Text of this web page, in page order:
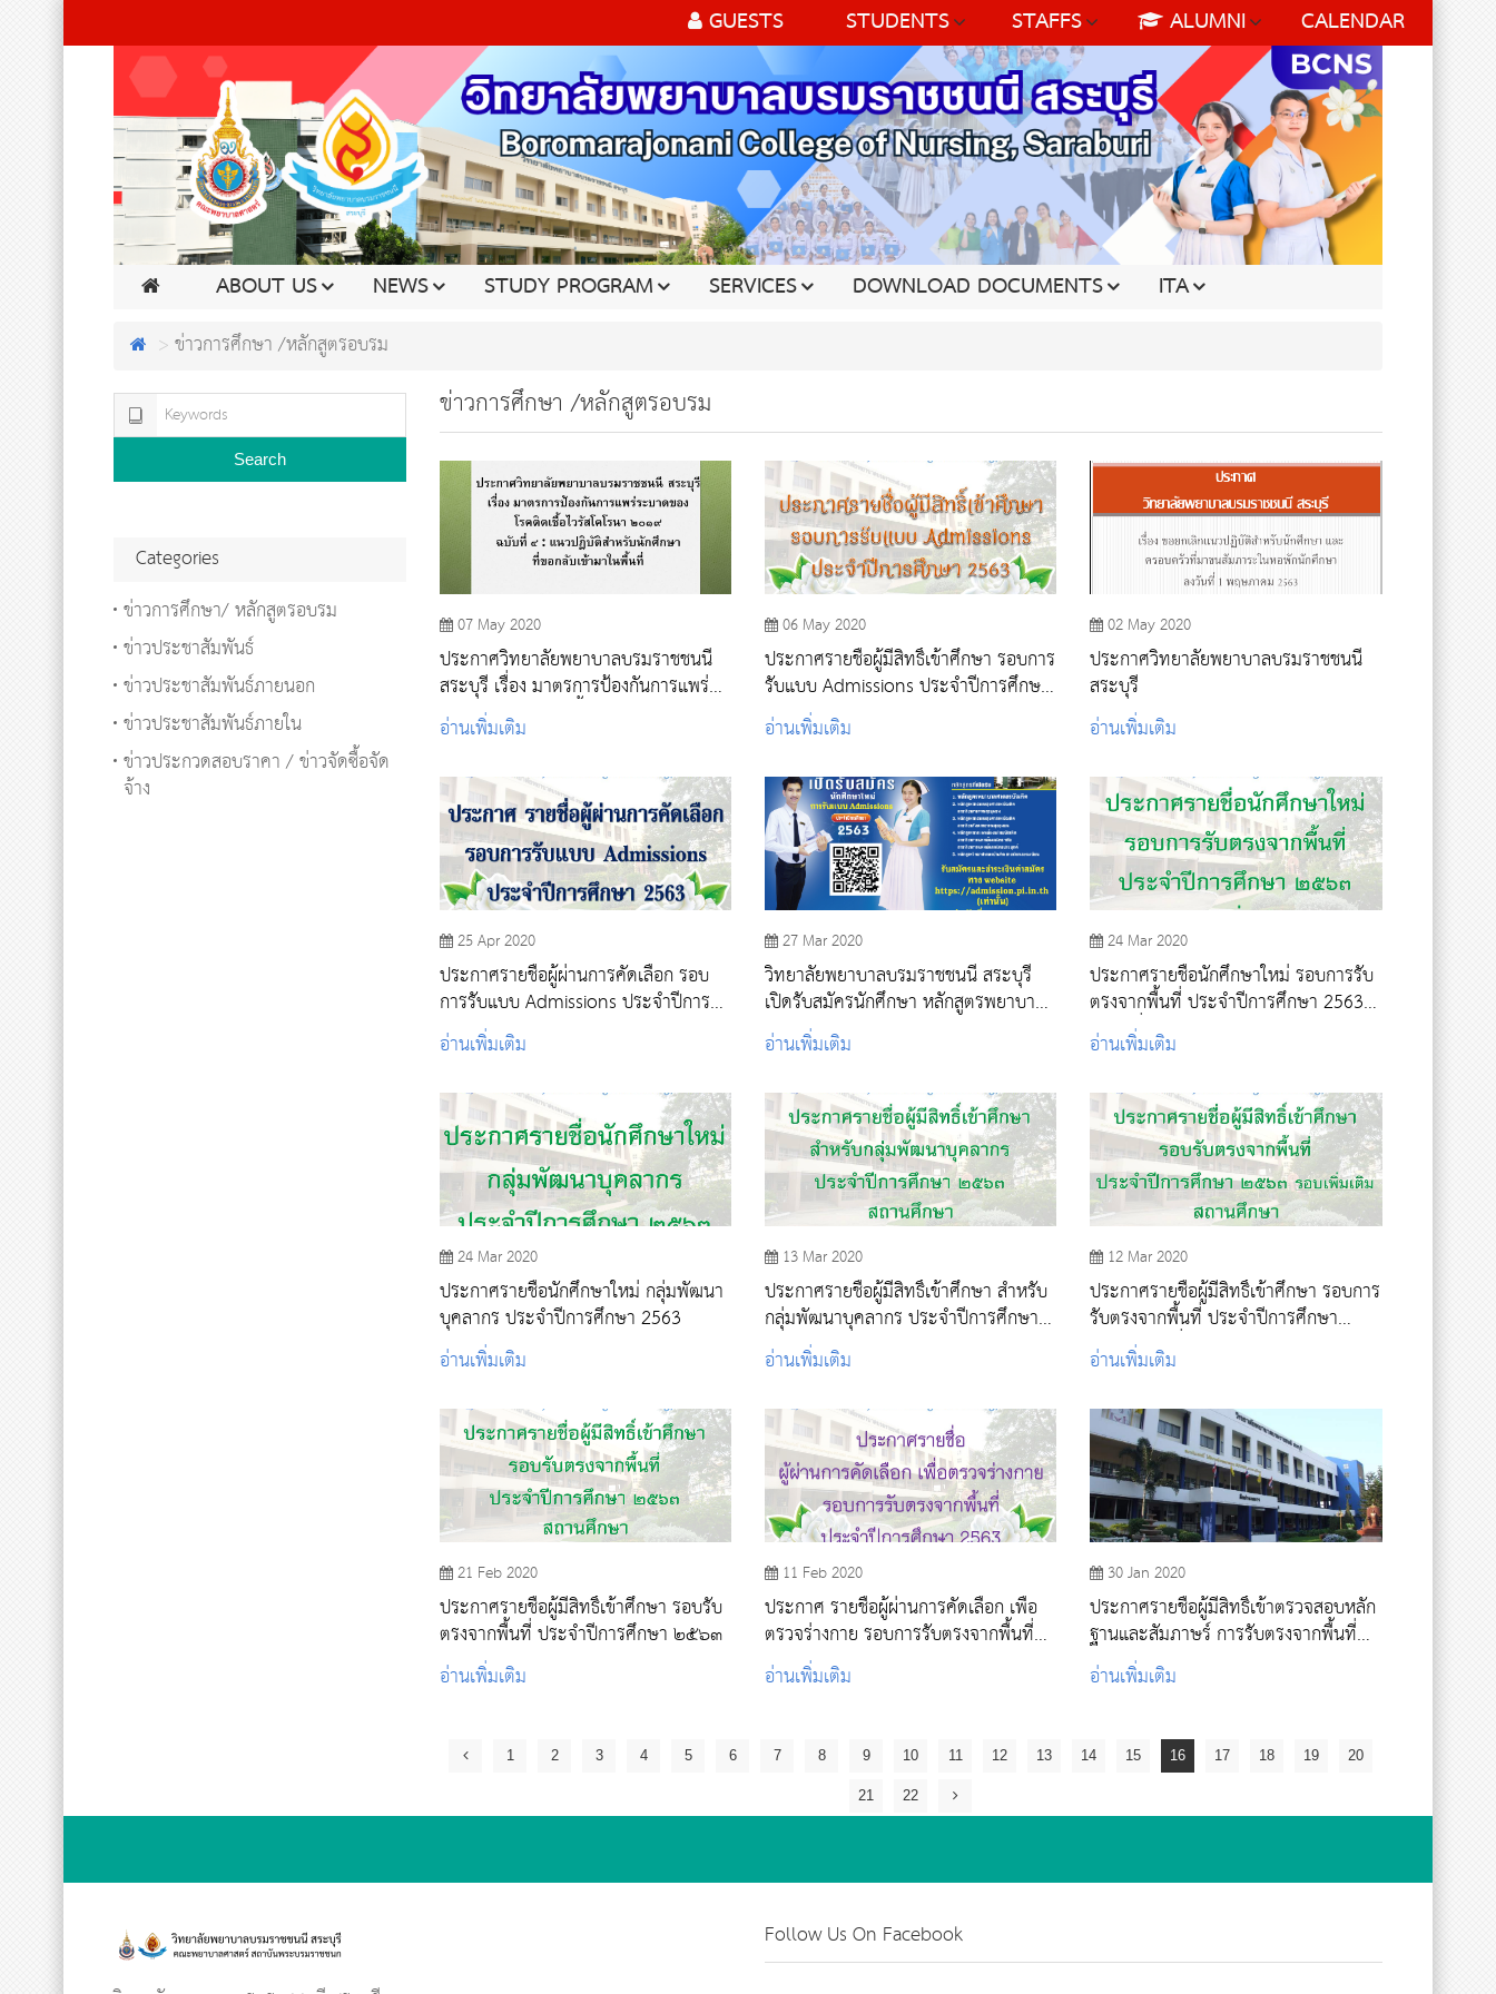
GUESTS STUDENTS STAFFS ALUMNI CALENDAR
ABOUT US NEWS STUDY PROGRAM SERVICES DOWNLOAD DOCUMENTS ITA
ข่าวการศึกษา /หลักสูตรอบรม
ข่าวการศึกษา /หลักสูตรอบรม
07 May 2020
ประกาศวิทยาลัยพยาบาลบรมราชชนนี
สระบุรี เรื่อง มาตรการป้องกันการแพร่
ระบาดของโรคติดเชื้อไวรัสโคโรนา
๒๐๑๙ ฉบับที่ 4
อ่านเพิ่มเติม
06 May 2020
ประกาศรายชื่อผู้มีสิทธิ์เข้าศึกษา รอบการ
รับแบบ Admissions ประจำปีการศึกษา
2563
อ่านเพิ่มเติม
02 May 2020
ประกาศวิทยาลัยพยาบาลบรมราชชนนี
สระบุรี
อ่านเพิ่มเติม
25 Apr 2020
ประกาศรายชื่อผู้ผ่านการคัดเลือก รอบ
การรับแบบ Admissions ประจำปีการ
ศึกษา 2563
อ่านเพิ่มเติม
27 Mar 2020
วิทยาลัยพยาบาลบรมราชชนนี สระบุรี
เปิดรับสมัครนักศึกษา หลักสูตรพยาบาล
ศาสตรบัณฑิต ประจำปีการศึกษา 2563
การรับแบบ Admissions
อ่านเพิ่มเติม
24 Mar 2020
ประกาศรายชื่อนักศึกษาใหม่ รอบการรับ
ตรงจากพื้นที่ ประจำปีการศึกษา 2563
(รอบเพิ่มเติม)
อ่านเพิ่มเติม
24 Mar 2020
ประกาศรายชื่อนักศึกษาใหม่ กลุ่มพัฒนา
บุคลากร ประจำปีการศึกษา 2563
อ่านเพิ่มเติม
13 Mar 2020
ประกาศรายชื่อผู้มีสิทธิ์เข้าศึกษา สำหรับ
กลุ่มพัฒนาบุคลากร ประจำปีการศึกษา
2563
อ่านเพิ่มเติม
12 Mar 2020
ประกาศรายชื่อผู้มีสิทธิ์เข้าศึกษา รอบการ
รับตรงจากพื้นที่ ประจำปีการศึกษา
2563 รอบเพิ่มเติม
อ่านเพิ่มเติม
21 Feb 2020
ประกาศรายชื่อผู้มีสิทธิ์เข้าศึกษา รอบรับ
ตรงจากพื้นที่ ประจำปีการศึกษา ๒๕๖๓
อ่านเพิ่มเติม
11 Feb 2020
ประกาศ รายชื่อผู้ผ่านการคัดเลือก เพื่อ
ตรวจร่างกาย รอบการรับตรงจากพื้นที่
ประจำปีการศึกษา 2563
อ่านเพิ่มเติม
30 Jan 2020
ประกาศรายชื่อผู้มีสิทธิ์เข้าตรวจสอบหลัก
ฐานและสัมภาษร์ การรับตรงจากพื้นที่
ประจปีการศึกษา 2563
อ่านเพิ่มเติม
1 2 3 4 5 6 7 8 9 10 11 12 13 14 15 16 17 18 19 20
21 22
Search
Categories
ข่าวการศึกษา/ หลักสูตรอบรม
ข่าวประชาสัมพันธ์
ข่าวประชาสัมพันธ์ภายนอก
ข่าวประชาสัมพันธ์ภายใน
ข่าวประกวดสอบราคา / ข่าวจัดซื้อจัด
จ้าง
Follow Us On Facebook